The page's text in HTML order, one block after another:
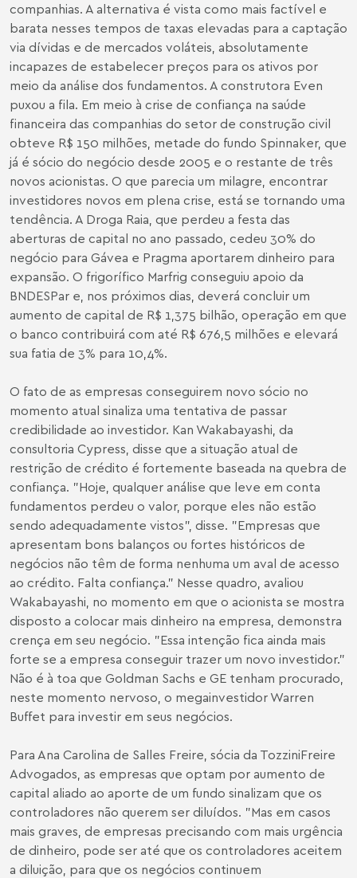
companhias. A alternativa é vista como mais factível e
barata nesses tempos de taxas elevadas para a captação
via dívidas e de mercados voláteis, absolutamente
incapazes de estabelecer preços para os ativos por
meio da análise dos fundamentos. A construtora Even
puxou a fila. Em meio à crise de confiança na saúde
financeira das companhias do setor de construção civil
obteve R$ 150 milhões, metade do fundo Spinnaker, que
já é sócio do negócio desde 2005 e o restante de três
novos acionistas. O que parecia um milagre, encontrar
investidores novos em plena crise, está se tornando uma
tendência. A Droga Raia, que perdeu a festa das
aberturas de capital no ano passado, cedeu 30% do
negócio para Gávea e Pragma aportarem dinheiro para
expansão. O frigorífico Marfrig conseguiu apoio da
BNDESPar e, nos próximos dias, deverá concluir um
aumento de capital de R$ 1,375 bilhão, operação em que
o banco contribuirá com até R$ 676,5 milhões e elevará
sua fatia de 3% para 10,4%.
O fato de as empresas conseguirem novo sócio no
momento atual sinaliza uma tentativa de passar
credibilidade ao investidor. Kan Wakabayashi, da
consultoria Cypress, disse que a situação atual de
restrição de crédito é fortemente baseada na quebra de
confiança. "Hoje, qualquer análise que leve em conta
fundamentos perdeu o valor, porque eles não estão
sendo adequadamente vistos", disse. "Empresas que
apresentam bons balanços ou fortes históricos de
negócios não têm de forma nenhuma um aval de acesso
ao crédito. Falta confiança." Nesse quadro, avaliou
Wakabayashi, no momento em que o acionista se mostra
disposto a colocar mais dinheiro na empresa, demonstra
crença em seu negócio. "Essa intenção fica ainda mais
forte se a empresa conseguir trazer um novo investidor."
Não é à toa que Goldman Sachs e GE tenham procurado,
neste momento nervoso, o megainvestidor Warren
Buffet para investir em seus negócios.
Para Ana Carolina de Salles Freire, sócia da TozziniFreire
Advogados, as empresas que optam por aumento de
capital aliado ao aporte de um fundo sinalizam que os
controladores não querem ser diluídos. "Mas em casos
mais graves, de empresas precisando com mais urgência
de dinheiro, pode ser até que os controladores aceitem
a diluição, para que os negócios continuem